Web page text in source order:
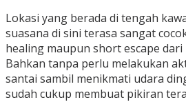
Lokasi yang berada di tengah
suasana di sini terasa sangat
healing maupun short escape
Bahkan tanpa perlu melakukan
santai sambil menikmati udara
sudah cukup membuat pikiran